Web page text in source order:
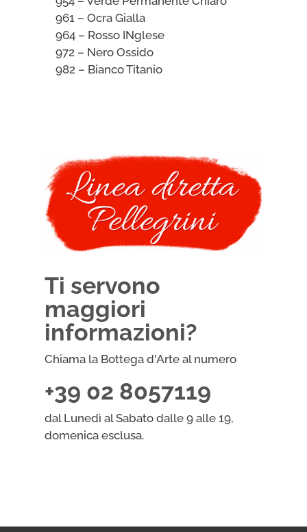
961 – Ocra Gialla
964 – Rosso INglese
972 – Nero Ossido
982 – Bianco Titanio
Ti servono
maggiori
informazioni?
Chiama la Bottega d'Arte al numero
+39 02 8057119
dal Lunedì al Sabato dalle 9 alle 19,
domenica esclusa.